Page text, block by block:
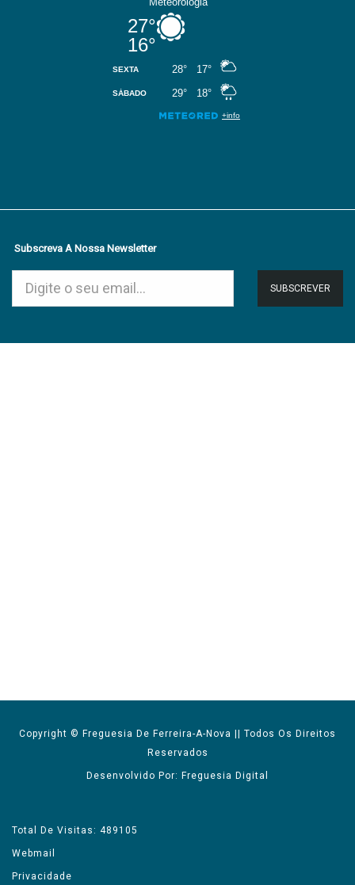
Subscreva A Nossa Newsletter
SUBSCREVER
Copyright © Freguesia De Ferreira-A-Nova || Todos Os Direitos
Reservados
Desenvolvido Por: Freguesia Digital
Total De Visitas: 489105
Webmail
Privacidade